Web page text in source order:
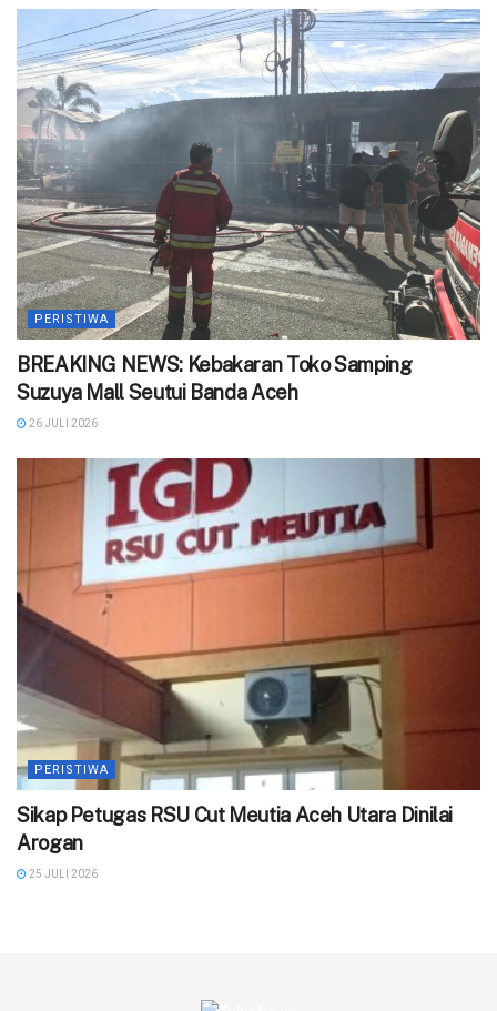
PERISTIWA
BREAKING NEWS: Kebakaran Toko Samping
Suzuya Mall Seutui Banda Aceh
26 JULI 2026
PERISTIWA
‎Sikap Petugas RSU Cut Meutia Aceh Utara Dinilai
Arogan
25 JULI 2026